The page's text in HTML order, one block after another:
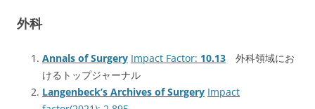
外科
Annals of Surgery Impact Factor: 10.13
外科領域にお
けるトップジャーナル
Langenbeck’s Archives of Surgery Impact